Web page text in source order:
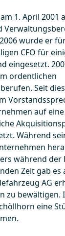
1. April 2001
wurde er
CFO für
eingesetzt.
ordentlichen
Seit
auf eine
Während
während der
Zeit gab es
AG
zu bewältigen.
eine